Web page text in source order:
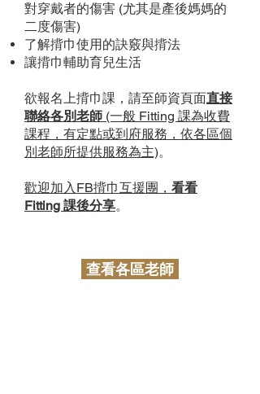
對穿戴者的傷害 (尤其是產後媽媽的
二度傷害)
了解揹巾使用的訣竅與揹法
讓揹巾輔助育兒生活
​欲報名上揹巾課，請至師資頁面直接
聯絡各別老師 (一般 Fitting 課為收費
課程，有定點或到府服務，依各區個
別老師所提供服務為主)。
歡迎加入FB揹巾互援團， 看看
Fitting 課後分享。
查看各區老師